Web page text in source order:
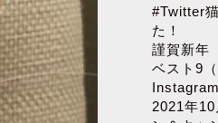
#Twitter
た！
謹賀新年
ベスト9
2021年